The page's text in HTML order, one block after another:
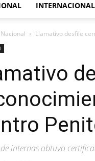
INTERNACIONAL
Nacional Llamativo desfile
internas obtuvo